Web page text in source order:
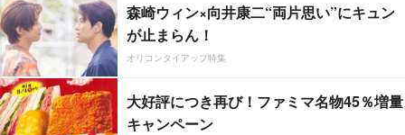
森崎ウィン×向井康二“両片思い”にキュン
が止まらん！
オリコンタイアップ特集
大好評につき再び！ファミマ名物45％増量
キャンペーン